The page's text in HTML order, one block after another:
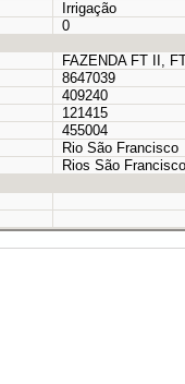
Irrigação
0
FAZENDA FT II,
8647039
409240
121415
455004
Rio São Francisco
Rios São